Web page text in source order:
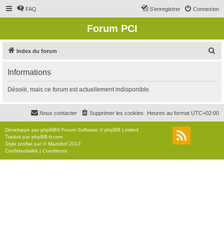
FAQ Connexion
S’enregistrer
Forum PCI
Index du forum
r
c
r
Informations
Désolé, mais ce forum est actuellement indisponible.
Heures au format UTC+02:00
Supprimer les cookies
Nous contacter
Développé parphpBB® Forum Software © phpBB Limited
Traduit parphpBB-fr.com
Style proflat par ©Mazeltof 2017
Confidentialité | Conditions